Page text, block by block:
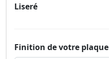
Liseré
Finition de votre plaque